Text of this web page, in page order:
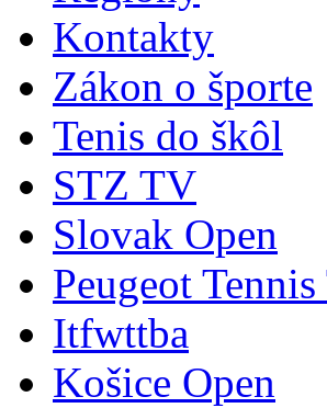
Kontakty
Zákon o športe
Tenis do škôl
STZ TV
Slovak Open
Peugeot
Itfwttba
Košice Open